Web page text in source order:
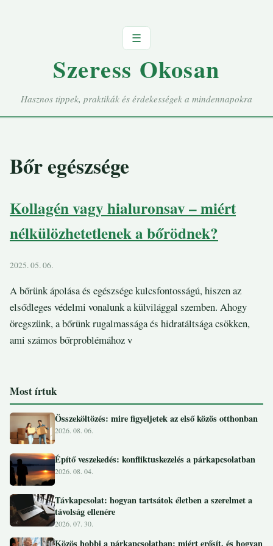
☰
Szeress Okosan
Hasznos tippek, praktikák és érdekességek a mindennapokra
Bőr egészsége
Kollagén vagy hialuronsav – miért
nélkülözhetetlenek a bőrödnek?
2025. 05. 06.
A bőrünk ápolása és egészsége kulcsfontosságú, hiszen az
elsődleges védelmi vonalunk a külvilággal szemben. Ahogy
öregszünk, a bőrünk rugalmassága és hidratáltsága csökken,
ami számos bőrproblémához v
Most írtuk
Összeköltözés: mire figyeljetek az első közös otthonban
2026. 08. 06.
Építő veszekedés: konfliktuskezelés a párkapcsolatban
2026. 08. 04.
Távkapcsolat: hogyan tartsátok életben a szerelmet a
távolság ellenére
2026. 07. 30.